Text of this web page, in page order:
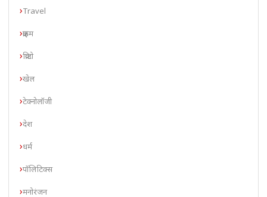
Travel
क्राइम
क्रिप्टो
खेल
टेक्नोलॉजी
देश
धर्म
पॉलिटिक्स
मनोरंजन